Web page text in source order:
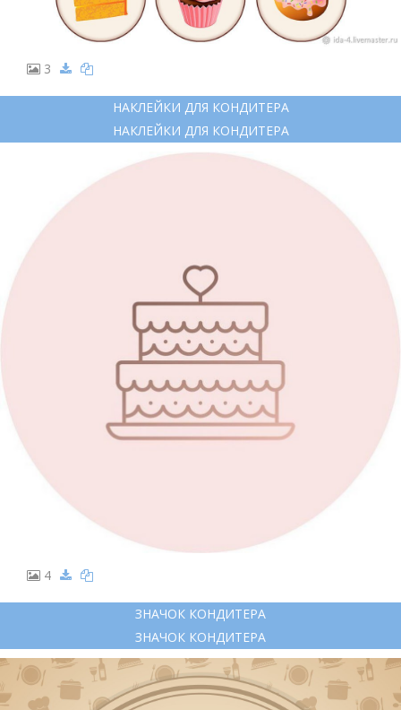
3
НАКЛЕЙКИ ДЛЯ КОНДИТЕРА
НАКЛЕЙКИ ДЛЯ КОНДИТЕРА
4
ЗНАЧОК КОНДИТЕРА
ЗНАЧОК КОНДИТЕРА